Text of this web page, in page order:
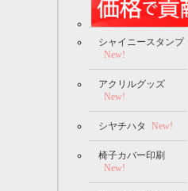
シャイニースタンプ
New!
アクリルグッズ
New!
シヤチハタ New!
椅子カバー印刷
New!